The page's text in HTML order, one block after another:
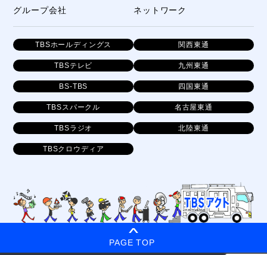
グループ会社
TBSホールディングス
TBSテレビ
BS-TBS
TBSスパークル
TBSラジオ
TBSクロウディア
ネットワーク
関西東通
九州東通
四国東通
名古屋東通
北陸東通
PAGE TOP